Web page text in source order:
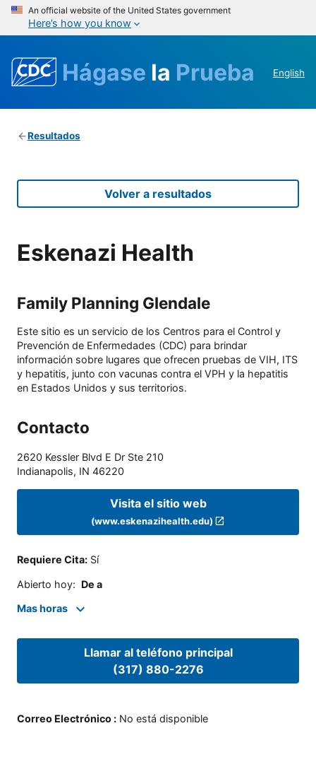
An official website of the United States government
Here’s how you know
Hágase la Prueba English
Resultados
Volver a resultados
Eskenazi Health
Family Planning Glendale
Este sitio es un servicio de los Centros para el Control y
Prevención de Enfermedades (CDC) para brindar
información sobre lugares que ofrecen pruebas de VIH, ITS
y hepatitis, junto con vacunas contra el VPH y la hepatitis
en Estados Unidos y sus territorios.
Contacto
2620 Kessler Blvd E Dr Ste 210
Indianapolis, IN 46220
Visita el sitio web
(www.eskenazihealth.edu)
Requiere Cita: Sí
Abierto hoy: De a
Mas horas
Llamar al teléfono principal
(317) 880-2276
Correo Electrónico : No está disponible